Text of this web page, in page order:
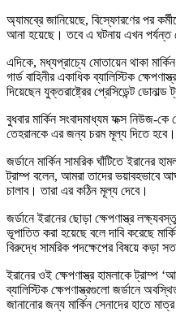
অ্যামব্রে জানিয়েছে, বিস্ফোরণের পর
আনা হয়েছে। তবে এ ঘটনায় এখন পর্যন্ত
এদিকে, মধ্যপ্রাচ্যে মোতায়েন থাকা
গার্ড বাহিনীর একাধিক ব্যালিস্টিক
দিয়েছেন যুক্তরাষ্ট্রের প্রেসিডেন্ট ডোনাল্ড
বুধবার মার্কিন সংবাদমাধ্যম ফক্স নিউজ-
তেহরানকে এর জন্য চরম মূল্য দিতে হবে।
জর্ডানে মার্কিন সামরিক ঘাঁটিতে ইরানের
ট্রাম্প বলেন, আমরা তাদের ভয়াবহভাবে
চালাব। তারা এর কঠিন মূল্য দেবে।
জর্ডানে ইরানের ছোড়া ক্ষেপণাস্ত্র
ভূপাতিত করা হয়েছে বলে দাবি করেছে
বিরুদ্ধে সামরিক পদক্ষেপের বিষয়ে কড়া
ইরানের ওই ক্ষেপণাস্ত্র হামলাকে ট্রাম্প
ব্যালিস্টিক ক্ষেপণাস্ত্রগুলো জর্ডানে
জানানোর জন্য মার্কিন সেনাদের হাতে